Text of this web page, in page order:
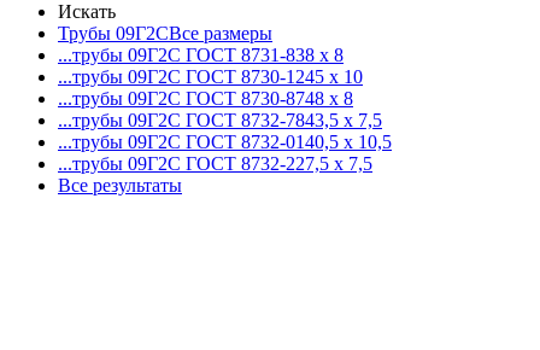
Искать
Трубы 09Г2СВсе размеры
...трубы 09Г2С ГОСТ 8731-838 x 8
...трубы 09Г2С ГОСТ 8730-1245 x 10
...трубы 09Г2С ГОСТ 8730-8748 x 8
...трубы 09Г2С ГОСТ 8732-7843,5 x 7,5
...трубы 09Г2С ГОСТ 8732-0140,5 x 10,5
...трубы 09Г2С ГОСТ 8732-227,5 x 7,5
Все результаты